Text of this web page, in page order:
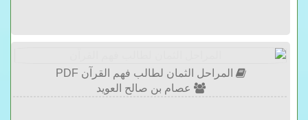
المراحل الثمان لطالب فهم القرآن PDF
عصام بن صالح العويد